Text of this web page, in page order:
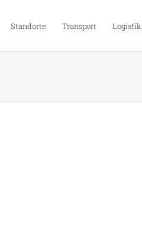
Standorte Transport Logistik